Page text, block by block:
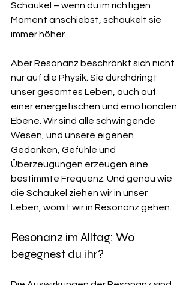
Schaukel – wenn du im richtigen
Moment anschiebst, schaukelt sie
immer höher.
Aber Resonanz beschränkt sich nicht
nur auf die Physik. Sie durchdringt
unser gesamtes Leben, auch auf
einer energetischen und emotionalen
Ebene. Wir sind alle schwingende
Wesen, und unsere eigenen
Gedanken, Gefühle und
Überzeugungen erzeugen eine
bestimmte Frequenz. Und genau wie
die Schaukel ziehen wir in unser
Leben, womit wir in Resonanz gehen.
Resonanz im Alltag: Wo
begegnest du ihr?